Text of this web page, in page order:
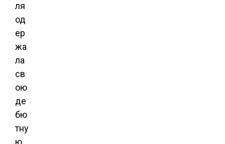
ля
од
ер
жа
ла
св
ою
де
бю
тну
ю